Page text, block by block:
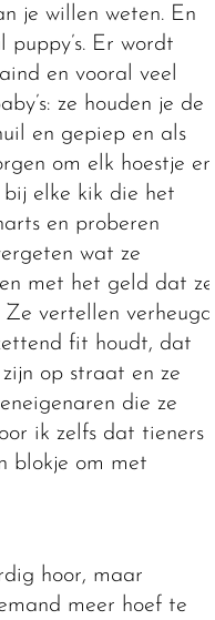
je willen weten. En
puppy’s. Er wordt
en vooral veel
ze houden je de
en gepiep en als
om elk hoestje en
elke kik die het
en proberen
wat ze
met het geld dat ze
vertellen verheugd
fit houdt, dat
op straat en ze
die ze
ik zelfs dat tieners
blokje om met
hoor, maar
meer hoef te